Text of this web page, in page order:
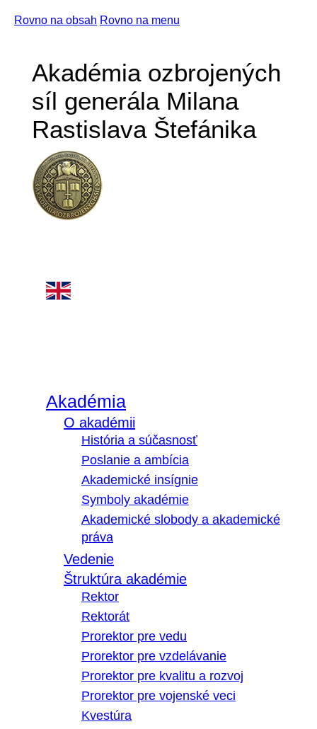
Rovno na obsah Rovno na menu
Akadémia ozbrojených
síl generála Milana
Rastislava Štefánika
Akadémia
O akadémii
História a súčasnosť
Poslanie a ambícia
Akademické insígnie
Symboly akadémie
Akademické slobody a akademické
práva
Vedenie
Štruktúra akadémie
Rektor
Rektorát
Prorektor pre vedu
Prorektor pre vzdelávanie
Prorektor pre kvalitu a rozvoj
Prorektor pre vojenské veci
Kvestúra